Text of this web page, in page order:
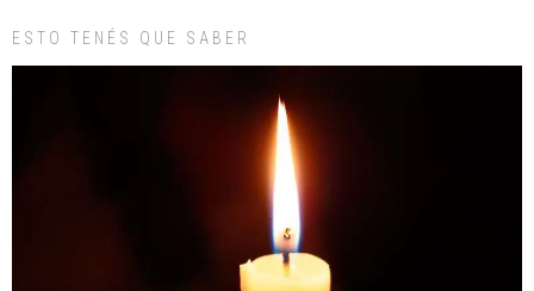
ESTO TENÉS QUE SABER